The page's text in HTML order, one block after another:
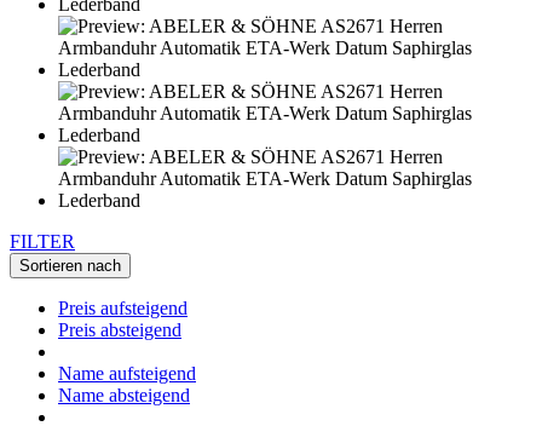
FILTER
Sortieren nach
Preis aufsteigend
Preis absteigend
Name aufsteigend
Name absteigend